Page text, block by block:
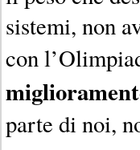
sistemi, non
con
parte di noi,